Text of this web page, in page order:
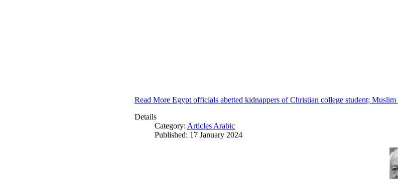
Read More Egypt officials abetted kidnappers of Christian college student;
Details
Category: Articles Arabic
Published: 17 January 2024